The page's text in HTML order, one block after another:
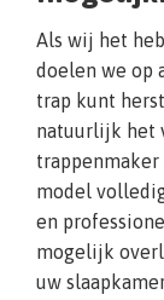
Als wij het
doelen we op
trap kunt
natuurlijk het
model
en
mogelijk
uw